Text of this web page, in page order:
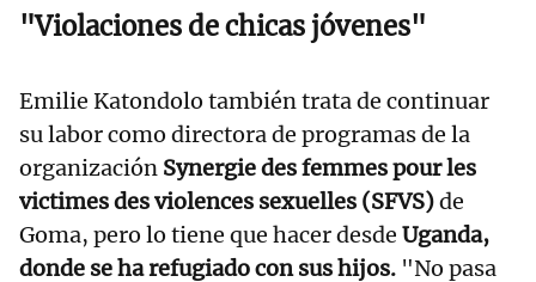
"Violaciones de chicas jóvenes"
Emilie Katondolo también trata de continuar
su labor como directora de programas de la
organización Synergie des femmes pour les
victimes des violences sexuelles (SFVS)de
Goma, pero lo tiene que hacer desde Uganda,
donde se ha refugiado con sus hijos. "No pasa